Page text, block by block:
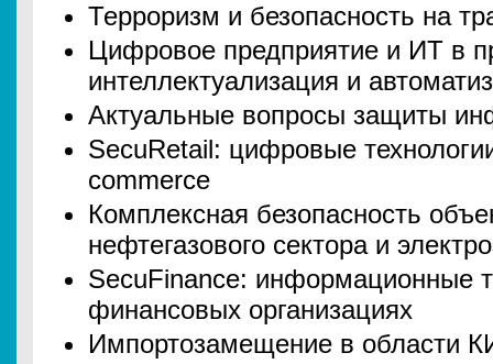
Терроризм и безопасность на
Цифровое предприятие и ИТ в
интеллектуализация и
Актуальные вопросы защиты
SecuRetail: цифровые
commerce
Комплексная безопасность
нефтегазового сектора и
SecuFinance: информационные
финансовых организациях
Импортозамещение в области